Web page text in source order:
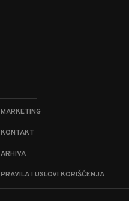
MARKETING
KONTAKT
ARHIVA
PRAVILA I USLOVI KORIŠĆENJA